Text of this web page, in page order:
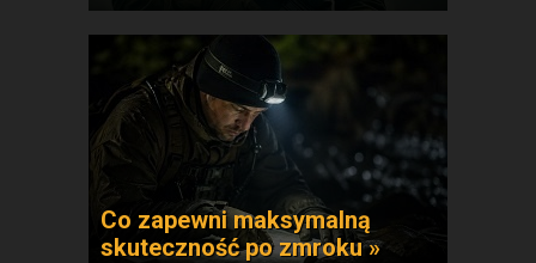
Co zapewni maksymalną
skuteczność po zmroku »